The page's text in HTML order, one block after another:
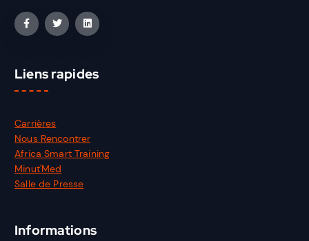
Liens rapides
Carrières
Nous Rencontrer
Africa Smart Training
Minut'Med
Salle de Presse
Informations